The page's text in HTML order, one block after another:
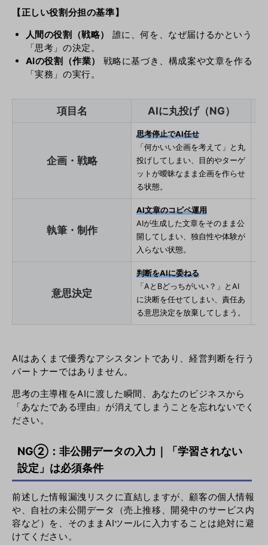
【正しい役割分担の基準】
人間の役割（戦略）
誰に、何を、なぜ届けるかという
「思考」の決定。
AIの役割（作業）
戦略に基づき、構成案や文章を作る
「実務」の実行。
項目名 AIに丸投げ（NG）
企画・戦略
思考停止でAI任せ
「何かいい企画を考えて」と丸
投げしてしまい、目的やターゲ
ットが曖昧なまま企画を作らせ
る状態。
執筆・制作
AI文章のコピペ運用
AIが生成した文章をそのまま公
開してしまい、独自性や体験が
入らない状態。
意思決定
判断をAIに委ねる
「AとBどっちがいい？」とAI
に決断を任せてしまい、責任あ
る意思決定を放棄してしまう。
AIはあくまで優秀なアシスタントであり、経営判断を行う
パートナーではありません。
思考の主導権をAIに渡した瞬間、あなたのビジネスから
「あなたである理由」が消えてしまうことを忘れないでく
ださい。
NG②：非公開データの入力｜「学習されない
設定」は必須条件
前述した情報漏洩リスクに直結しますが、顧客の個人情報
や、自社の未公開データ（売上推移、開発中のサービス内
容など）を、そのままAIツールに入力することは絶対に避
けてください。